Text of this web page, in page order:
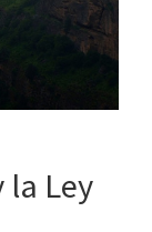
la Ley